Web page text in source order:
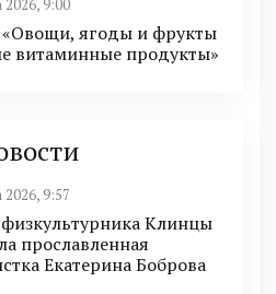
2026, 9:00
«Овощи, ягоды и фрукты
витаминные продукты»
2026, 9:57
Клинцы
прославленная
Екатерина Боброва